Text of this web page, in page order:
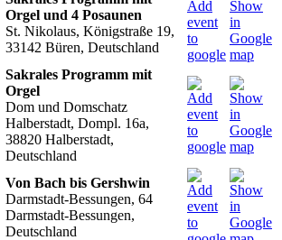
Orgel und 4 Posaunen
St. Nikolaus, Königstraße 19,
33142 Büren, Deutschland
Sakrales Programm mit
Orgel
Dom und Domschatz
Halberstadt, Dompl. 16a,
38820 Halberstadt,
Deutschland
Von Bach bis Gershwin
Darmstadt-Bessungen, 64
Darmstadt-Bessungen,
Deutschland